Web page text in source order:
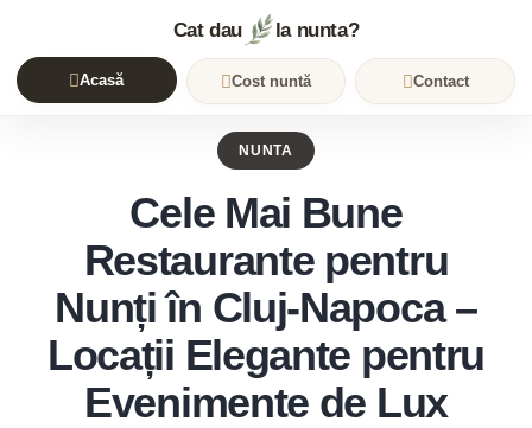
Cat dau la nunta?
Acasă Cost nuntă Contact
NUNTA
Cele Mai Bune
Restaurante pentru
Nunți în Cluj-Napoca –
Locații Elegante pentru
Evenimente de Lux